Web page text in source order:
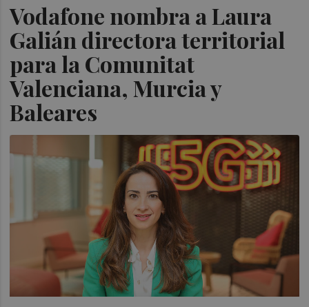
Vodafone nombra a Laura
Galián directora territorial
para la Comunitat
Valenciana, Murcia y
Baleares